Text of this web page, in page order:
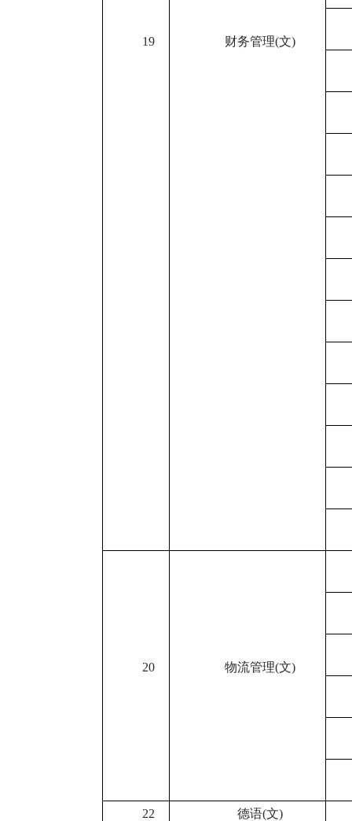
19 财务管理(文)
20 物流管理(文)
22 德语(文)